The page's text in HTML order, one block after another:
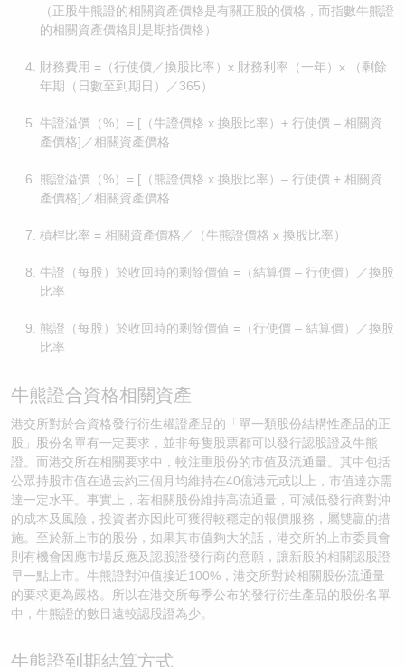
（正股牛熊證的相關資產價格是有關正股的價格，而指數牛熊證
的相關資產價格則是期指價格）
財務費用 =（行使價／換股比率）x 財務利率（一年）x （剩餘
年期（日數至到期日）／365）
牛證溢價（%）= [（牛證價格 x 換股比率）+ 行使價 – 相關資
產價格]／相關資產價格
熊證溢價（%）= [（熊證價格 x 換股比率）– 行使價 + 相關資
產價格]／相關資產價格
槓桿比率 = 相關資產價格／（牛熊證價格 x 換股比率）
牛證（每股）於收回時的剩餘價值 =（結算價 – 行使價）／換股
比率
熊證（每股）於收回時的剩餘價值 =（行使價 – 結算價）／換股
比率
牛熊證合資格相關資產
港交所對於合資格發行衍生權證產品的「單一類股份結構性產品的正
股」股份名單有一定要求，並非每隻股票都可以發行認股證及牛熊
證。而港交所在相關要求中，較注重股份的市值及流通量。其中包括
公眾持股市值在過去約三個月均維持在40億港元或以上，市值達亦需
達一定水平。事實上，若相關股份維持高流通量，可減低發行商對沖
的成本及風險，投資者亦因此可獲得較穩定的報價服務，屬雙贏的措
施。至於新上市的股份，如果其市值夠大的話，港交所的上市委員會
則有機會因應市場反應及認股證發行商的意願，讓新股的相關認股證
早一點上市。牛熊證對沖值接近100%，港交所對於相關股份流通量
的要求更為嚴格。所以在港交所每季公布的發行衍生產品的股份名單
中，牛熊證的數目遠較認股證為少。
牛熊證到期結算方式